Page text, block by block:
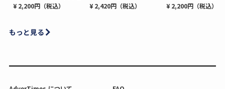
¥ 2,200円（税込）
¥ 2,420円（税込）
¥ 2,200円（税込）
もっと見る